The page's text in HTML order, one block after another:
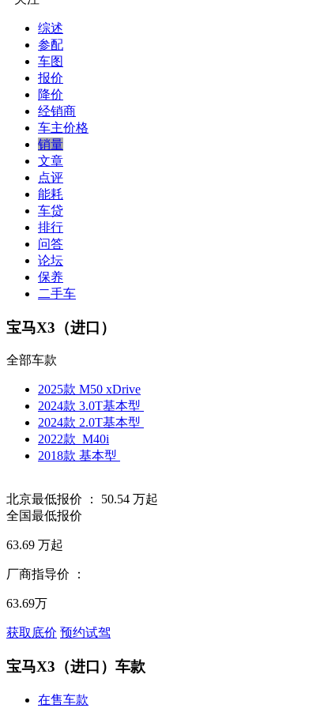
综述
参配
车图
报价
降价
经销商
车主价格
销量
文章
点评
能耗
车贷
排行
问答
论坛
保养
二手车
宝马X3（进口）
全部车款
2025款 M50 xDrive
2024款 3.0T基本型
2024款 2.0T基本型
2022款 M40i
2018款 基本型
北京最低报价 ： 50.54 万起
全国最低报价
63.69 万起
厂商指导价 ：
63.69万
获取底价 预约试驾
宝马X3（进口）车款
在售车款